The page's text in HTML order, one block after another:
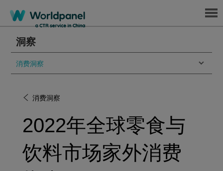
Menu
洞察
消费洞察
消费洞察
2022年全球零食与
饮料市场家外消费